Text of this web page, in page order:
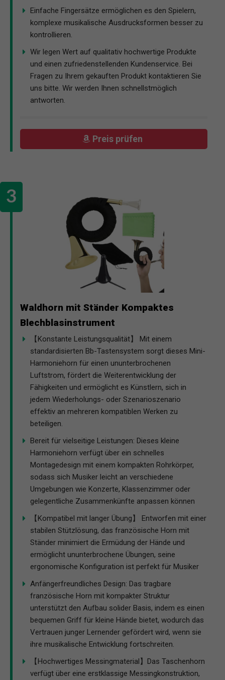
Einfache Fingersätze ermöglichen es den Spielern,
komplexe musikalische Ausdrucksformen besser zu
kontrollieren.
Wir legen Wert auf qualitativ hochwertige Produkte
und einen zufriedenstellenden Kundenservice. Bei
Fragen zu Ihrem gekauften Produkt kontaktieren Sie
uns bitte. Wir werden Ihnen schnellstmöglich
antworten.
Preis prüfen
Waldhorn mit Ständer Kompaktes
Blechblasinstrument
【Konstante Leistungsqualität】 Mit einem
standardisierten Bb-Tastensystem sorgt dieses Mini-
Harmoniehorn für einen ununterbrochenen
Luftstrom, fördert die Weiterentwicklung der
Fähigkeiten und ermöglicht es Künstlern, sich in
jedem Wiederholungs- oder Szenarioszenario
effektiv an mehreren kompatiblen Werken zu
beteiligen.
Bereit für vielseitige Leistungen: Dieses kleine
Harmoniehorn verfügt über ein schnelles
Montagedesign mit einem kompakten Rohrkörper,
sodass sich Musiker leicht an verschiedene
Umgebungen wie Konzerte, Klassenzimmer oder
gelegentliche Zusammenkünfte anpassen können
【Kompatibel mit langer Übung】 Entworfen mit einer
stabilen Stützlösung, das französische Horn mit
Ständer minimiert die Ermüdung der Hände und
ermöglicht ununterbrochene Übungen, seine
ergonomische Konfiguration ist perfekt für Musiker
Anfängerfreundliches Design: Das tragbare
französische Horn mit kompakter Struktur
unterstützt den Aufbau solider Basis, indem es einen
bequemen Griff für kleine Hände bietet, wodurch das
Vertrauen junger Lernender gefördert wird, wenn sie
ihre musikalische Entwicklung fortschreiten.
【Hochwertiges Messingmaterial】Das Taschenhorn
verfügt über eine erstklassige Messingkonstruktion,